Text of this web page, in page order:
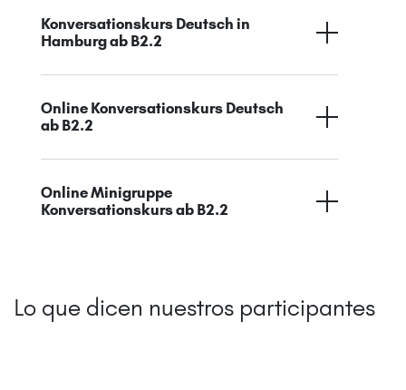
Konversationskurs Deutsch in
Hamburg ab B2.2
Online Konversationskurs Deutsch
ab B2.2
Online Minigruppe
Konversationskurs ab B2.2
Lo que dicen nuestros participantes